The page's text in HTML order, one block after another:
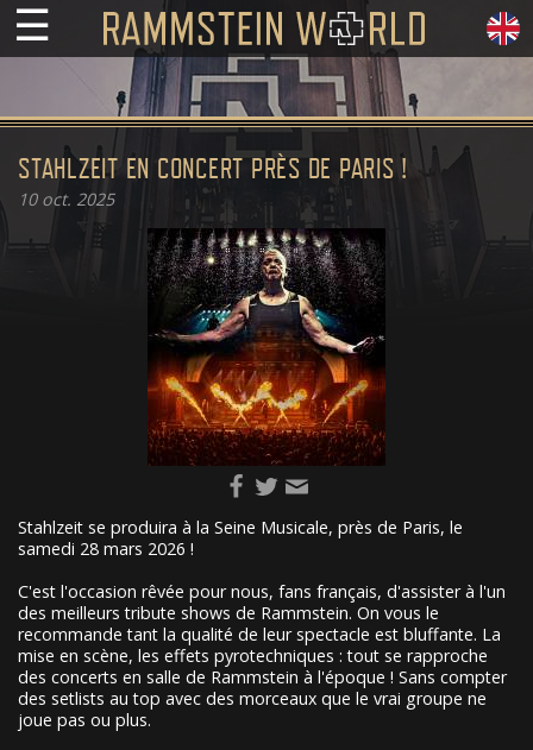
☰
STAHLZEIT EN CONCERT PRÈS DE PARIS !
10oct. 2025
Stahlzeit se produira à la Seine Musicale, près de Paris, le
samedi 28 mars 2026 !
C'est l'occasion rêvée pour nous, fans français, d'assister à l'un
des meilleurs tribute shows de Rammstein. On vous le
recommande tant la qualité de leur spectacle est bluffante. La
mise en scène, les effets pyrotechniques : tout se rapproche
des concerts en salle de Rammstein à l'époque ! Sans compter
des setlists au top avec des morceaux que le vrai groupe ne
joue pas ou plus.